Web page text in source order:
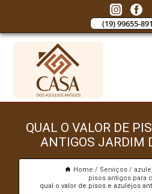
(19) 99655-
QUAL O VALOR DE
ANTIGOS JARDIM
Home Serviços
pisos antigos para
qual o valor de pisos e azulejos